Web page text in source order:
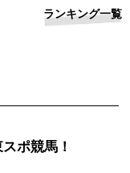
ランキング一覧
ポ競馬！